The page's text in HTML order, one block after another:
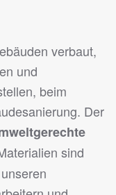
verbaut,
und
beim
Der
sind